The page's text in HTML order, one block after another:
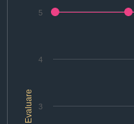
Evaluare 3
4
5